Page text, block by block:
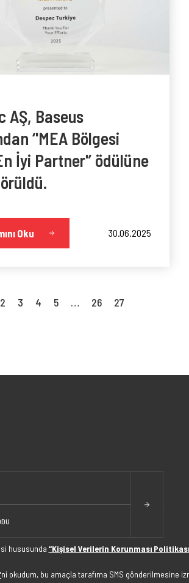
AŞ, Baseus
‘'MEA Bölgesi
İyi Partner'’ ödülüne
Oku 30.06.2025
2 3 4 5 … 26 27
hususunda “Kişisel Verilerin Korunması
ni okudum, bu amaçla tarafıma SMS gönderilmesine